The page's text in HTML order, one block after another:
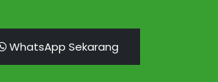
WhatsApp Sekarang